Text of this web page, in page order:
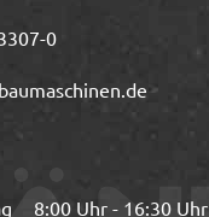
0
8:00 Uhr - 16:30 Uhr